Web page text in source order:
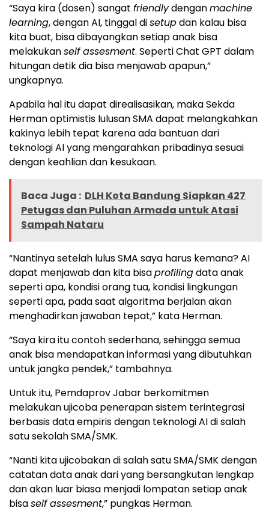
“Saya kira (dosen) sangat friendlydenganmachine
learning, dengan AI, tinggal disetupdan kalau bisa
kita buat, bisa dibayangkan setiap anak bisa
melakukanself assesment. Seperti Chat GPT dalam
hitungan detik dia bisa menjawab apapun,”
ungkapnya.
Apabila hal itu dapat direalisasikan, maka Sekda
Herman optimistis lulusan SMA dapat melangkahkan
kakinya lebih tepat karena ada bantuan dari
teknologi AI yang mengarahkan pribadinya sesuai
dengan keahlian dan kesukaan.
Baca Juga : DLH Kota Bandung Siapkan 427
Petugas dan Puluhan Armada untuk Atasi
Sampah Nataru
“Nantinya setelah lulus SMA saya harus kemana? AI
dapat menjawab dan kita bisaprofilingdata anak
seperti apa, kondisi orang tua, kondisi lingkungan
seperti apa, pada saat algoritma berjalan akan
menghadirkan jawaban tepat,” kata Herman.
“Saya kira itu contoh sederhana, sehingga semua
anak bisa mendapatkan informasi yang dibutuhkan
untuk jangka pendek,” tambahnya.
Untuk itu, Pemdaprov Jabar berkomitmen
melakukan ujicoba penerapan sistem terintegrasi
berbasis data empiris dengan teknologi AI di salah
satu sekolah SMA/SMK.
“Nanti kita ujicobakan di salah satu SMA/SMK dengan
catatan data anak dari yang bersangkutan lengkap
dan akan luar biasa menjadi lompatan setiap anak
bisaself assesment,” pungkas Herman.